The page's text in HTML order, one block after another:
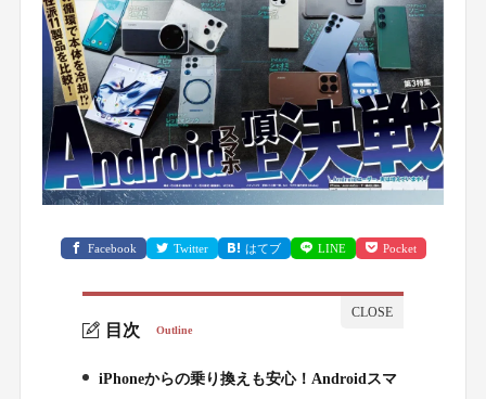
Facebook Twitter はてブ LINE Pocket
目次 Outline
1.
iPhoneからの乗り換えも安心！Androidスマ